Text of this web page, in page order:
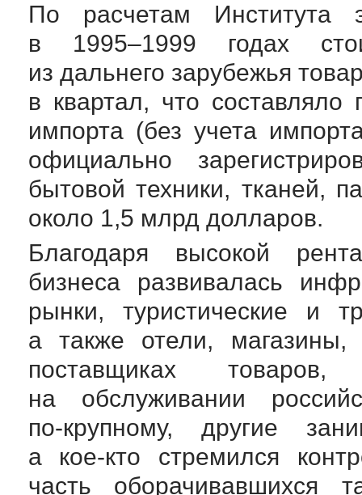
По расчетам Института
в 1995–1999 годах
из дальнего зарубежья
в квартал, что составляло
импорта (без учета
официально
бытовой техники, тканей,
около 1,5 млрд долларов.
Благодаря высокой
бизнеса развивалась
рынки, туристические и
а также отели,
поставщиках товаров,
на обслуживании
по-крупному, другие
а кое-кто стремился
часть оборачивавшихся